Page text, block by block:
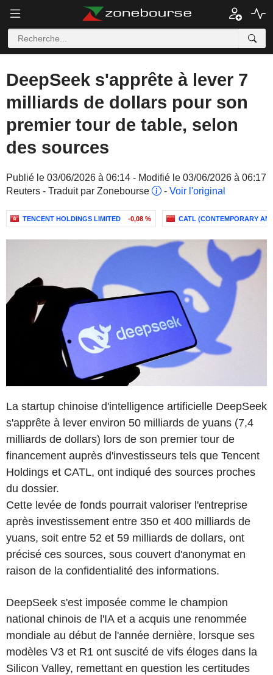
DeepSeek s'apprête à lever 7
milliards de dollars pour son
premier tour de table, selon
des sources
Publié le 03/06/2026 à 06:14 - Modifié le 03/06/2026 à 06:17
Reuters - Traduit par Zonebourse
- Voir l'original
TENCENT HOLDINGS LIMITED -0,08 % CATL (CONTEMPORARY
La startup chinoise d'intelligence artificielle DeepSeek
s'apprête à lever environ 50 milliards de yuans (7,4
milliards de dollars) lors de son premier tour de
financement auprès d'investisseurs tels que Tencent
Holdings et CATL, ont indiqué des sources proches
du dossier.
Cette levée de fonds pourrait valoriser l'entreprise
après investissement entre 350 et 400 milliards de
yuans, soit entre 52 et 59 milliards de dollars, ont
précisé ces sources, sous couvert d'anonymat en
raison de la confidentialité des informations.
DeepSeek s'est imposée comme le champion
national chinois de l'IA et a acquis une renommée
mondiale au début de l'année dernière, lorsque ses
modèles V3 et R1 ont suscité de vifs éloges dans la
Silicon Valley, remettant en question les certitudes